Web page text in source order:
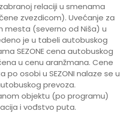
relaciji u smenama
zvezdicom). Uvećanje za
mesta (severno od Niša) u
je u tabeli autobuskog
SEZONE cena autobuskog
u cenu aranžmana. Cene
po osobi u SEZONI nalaze se u
prevoza.
objektu (po programu)
i vođstvo puta.